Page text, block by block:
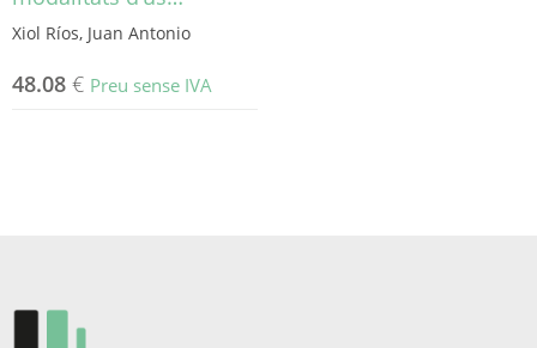
Xiol Ríos, Juan Antonio
48.08 € Preu sense IVA